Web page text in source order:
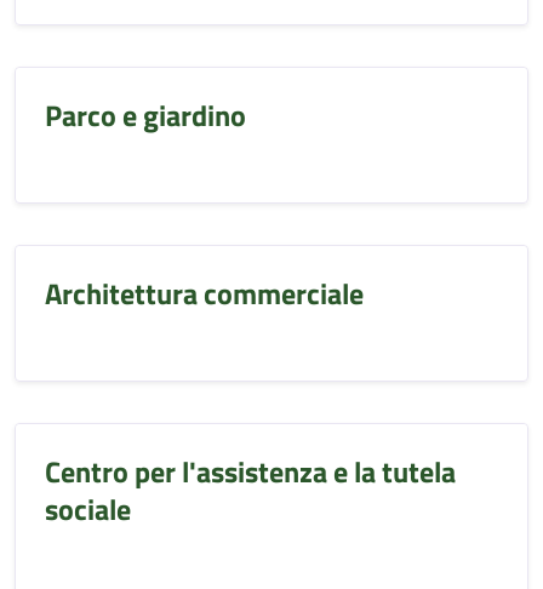
Parco e giardino
Architettura commerciale
Centro per l'assistenza e la tutela
sociale